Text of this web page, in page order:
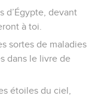
d’Égypte, devant
à toi.
sortes de maladies
dans le livre de
étoiles du ciel,